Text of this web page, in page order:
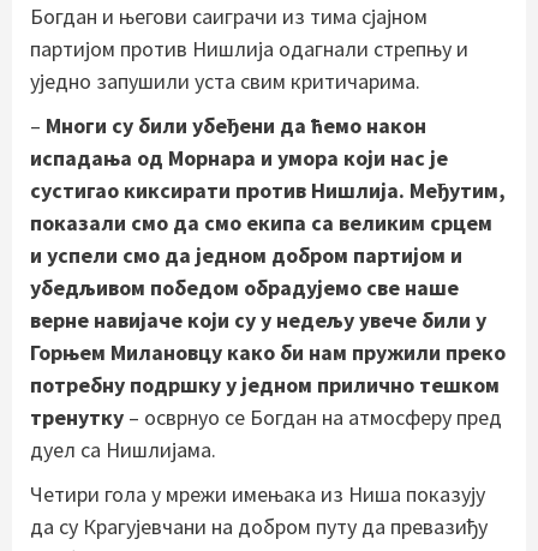
Богдан и његови саиграчи из тима сјајном
партијом против Нишлија одагнали стрепњу и
уједно запушили уста свим критичарима.
– Многи су били убеђени да ћемо након
испадања од Морнара и умора који нас је
сустигао киксирати против Нишлија. Међутим,
показали смо да смо екипа са великим срцем
и успели смо да једном добром партијом и
убедљивом победом обрадујемо све наше
верне навијаче који су у недељу увече били у
Горњем Милановцу како би нам пружили преко
потребну подршку у једном прилично тешком
тренутку – осврнуо се Богдан на атмосферу пред
дуел са Нишлијама.
Четири гола у мрежи имењака из Ниша показују
да су Крагујевчани на добром путу да превазиђу